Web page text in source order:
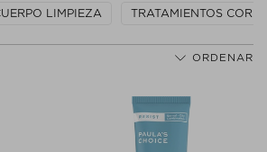
LIMPIEZA TRATAMIENTOS
ORDENAR